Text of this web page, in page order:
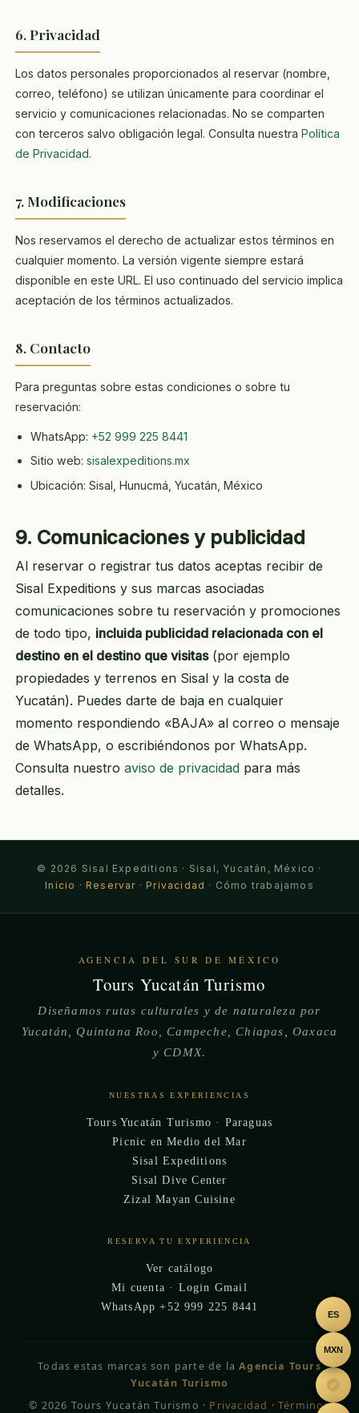
6. Privacidad
Los datos personales proporcionados al reservar (nombre,
correo, teléfono) se utilizan únicamente para coordinar el
servicio y comunicaciones relacionadas. No se comparten
con terceros salvo obligación legal. Consulta nuestraPolítica
de Privacidad.
7. Modificaciones
Nos reservamos el derecho de actualizar estos términos en
cualquier momento. La versión vigente siempre estará
disponible en este URL. El uso continuado del servicio implica
aceptación de los términos actualizados.
8. Contacto
Para preguntas sobre estas condiciones o sobre tu
reservación:
WhatsApp: +52 999 225 8441
Sitio web:sisalexpeditions.mx
Ubicación: Sisal, Hunucmá, Yucatán, México
9. Comunicaciones y publicidad
Al reservar o registrar tus datos aceptas recibir de
Sisal Expeditions y sus marcas asociadas
comunicaciones sobre tu reservación y promociones
de todo tipo, incluida publicidad relacionada con el
destino en el destino que visitas(por ejemplo
propiedades y terrenos en Sisal y la costa de
Yucatán). Puedes darte de baja en cualquier
momento respondiendo «BAJA» al correo o mensaje
de WhatsApp, o escribiéndonos por WhatsApp.
Consulta nuestroaviso de privacidad para más
detalles.
© 2026 Sisal Expeditions · Sisal, Yucatán, México ·
Inicio · Reservar · Privacidad · Cómo trabajamos
AGENCIA DEL SUR DE MÉXICO
Tours Yucatán Turismo
Diseñamos rutas culturales y de naturaleza por
Yucatán, Quintana Roo, Campeche, Chiapas, Oaxaca
y CDMX.
NUESTRAS EXPERIENCIAS
Tours Yucatán Turismo · Paraguas
Picnic en Medio del Mar
Sisal Expeditions
Sisal Dive Center
Zizal Mayan Cuisine
RESERVA TU EXPERIENCIA
Ver catálogo
Mi cuenta · Login Gmail
WhatsApp +52 999 225 8441
Todas estas marcas son parte de laAgencia Tours
Yucatán Turismo
© 2026 Tours Yucatán Turismo · Privacidad ·Términos
ES
MXN